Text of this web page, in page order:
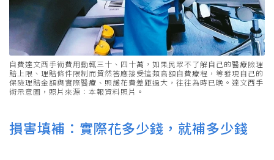
自費達文西手術費用動輒三十、四十萬，如果民眾不了解自己的醫療險理
賠上限、理賠條件限制而貿然答應接受這類高額自費療程，等發現自己的
保險理賠金額與實際醫療、照護花費差距過大，往往為時已晚。達文西手
術示意圖，照片來源：本報資料照片。
損害填補：實際花多少錢，就補多少錢